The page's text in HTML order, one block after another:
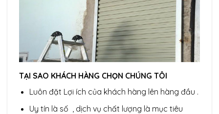
TẠI SAO KHÁCH HÀNG CHỌN CHÚNG TÔI
Luôn đặt Lợi ích của khách hàng lên hàng đầu .
Uy tín là số , dịch vụ chất lượng là mục tiêu